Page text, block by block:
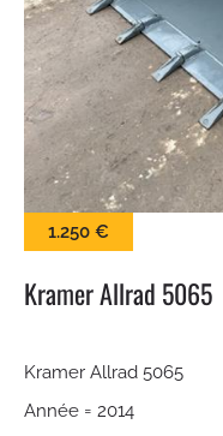
GODET A HAUT
BALAI
LAME À NEIGE
PINCES À BALLES
KROKODILGEBISS
ATTACHE RAPIDE
1.250 €
Kramer Allrad 5065
Kramer Allrad 5065
Année = 2014